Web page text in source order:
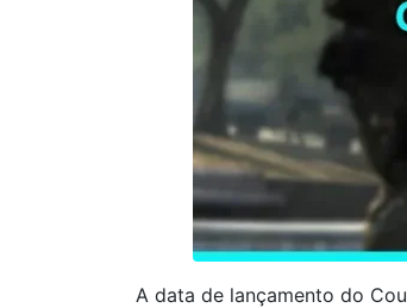
A data de lançamento do